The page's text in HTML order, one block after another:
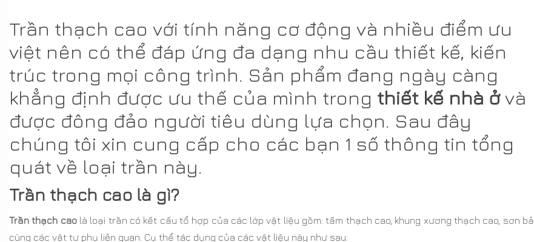
Trần thạch cao với tính năng cơ động và nhiều điểm ưu
việt nên có thể đáp ứng đa dạng nhu cầu thiết kế, kiến
trúc trong mọi công trình. Sản phẩm đang ngày càng
khẳng định được ưu thế của mình trong thiết kế nhà ởvà
được đông đảo người tiêu dùng lựa chọn. Sau đây
chúng tôi xin cung cấp cho các bạn 1 số thông tin tổng
quát về loại trần này.
Trần thạch cao là gì?
Trần thạch caolà loại trần có kết cấu tổ hợp của các lớp vật liệu gồm: tấm thạch cao, khung xương thạch cao, sơn bả
cùng các vật tư phụ liên quan. Cụ thể tác dụng của các vật liệu này như sau: